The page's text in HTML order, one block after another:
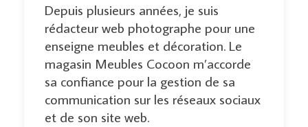
Depuis plusieurs années, je suis
rédacteur web photographe pour une
enseigne meubles et décoration. Le
magasin Meubles Cocoon m’accorde
sa confiance pour la gestion de sa
communication sur les réseaux sociaux
et de son site web.